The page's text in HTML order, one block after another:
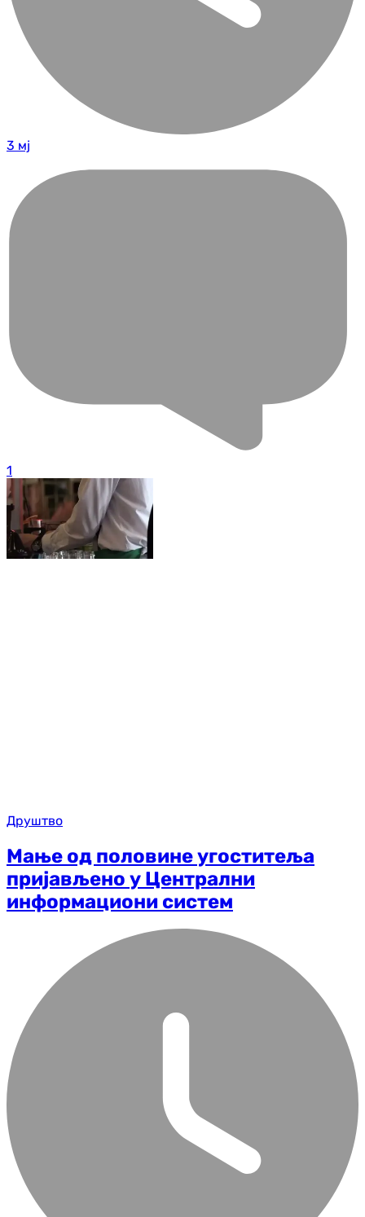
3 мј
1
Друштво
Мање од половине угоститеља
пријављено у Централни
информациони систем